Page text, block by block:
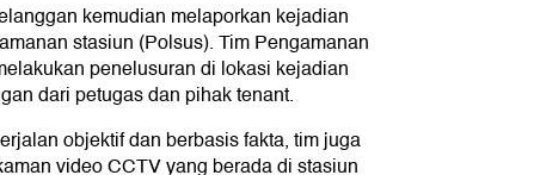
kemudian melaporkan kejadian
stasiun (Polsus). Tim Pengamanan
penelusuran di lokasi kejadian
dari petugas dan pihak tenant.
objektif dan berbasis fakta, tim juga
video CCTV yang berada di stasiun